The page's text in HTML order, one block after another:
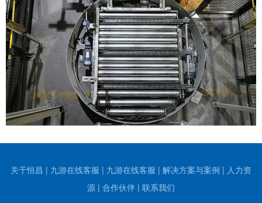
关于恒昌 | 九游在线客服 | 九游在线客服 | 解决方案与案例 | 人力资
源 | 合作伙伴 | 联系我们